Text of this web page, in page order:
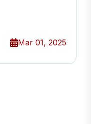
Mar 01, 2025